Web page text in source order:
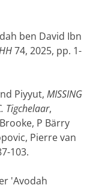
ben David Ibn
74, 2025, pp. 1-
Piyyut, MISSING
Tigchelaar,
P Bärry
Pierre van
103.
'Avodah